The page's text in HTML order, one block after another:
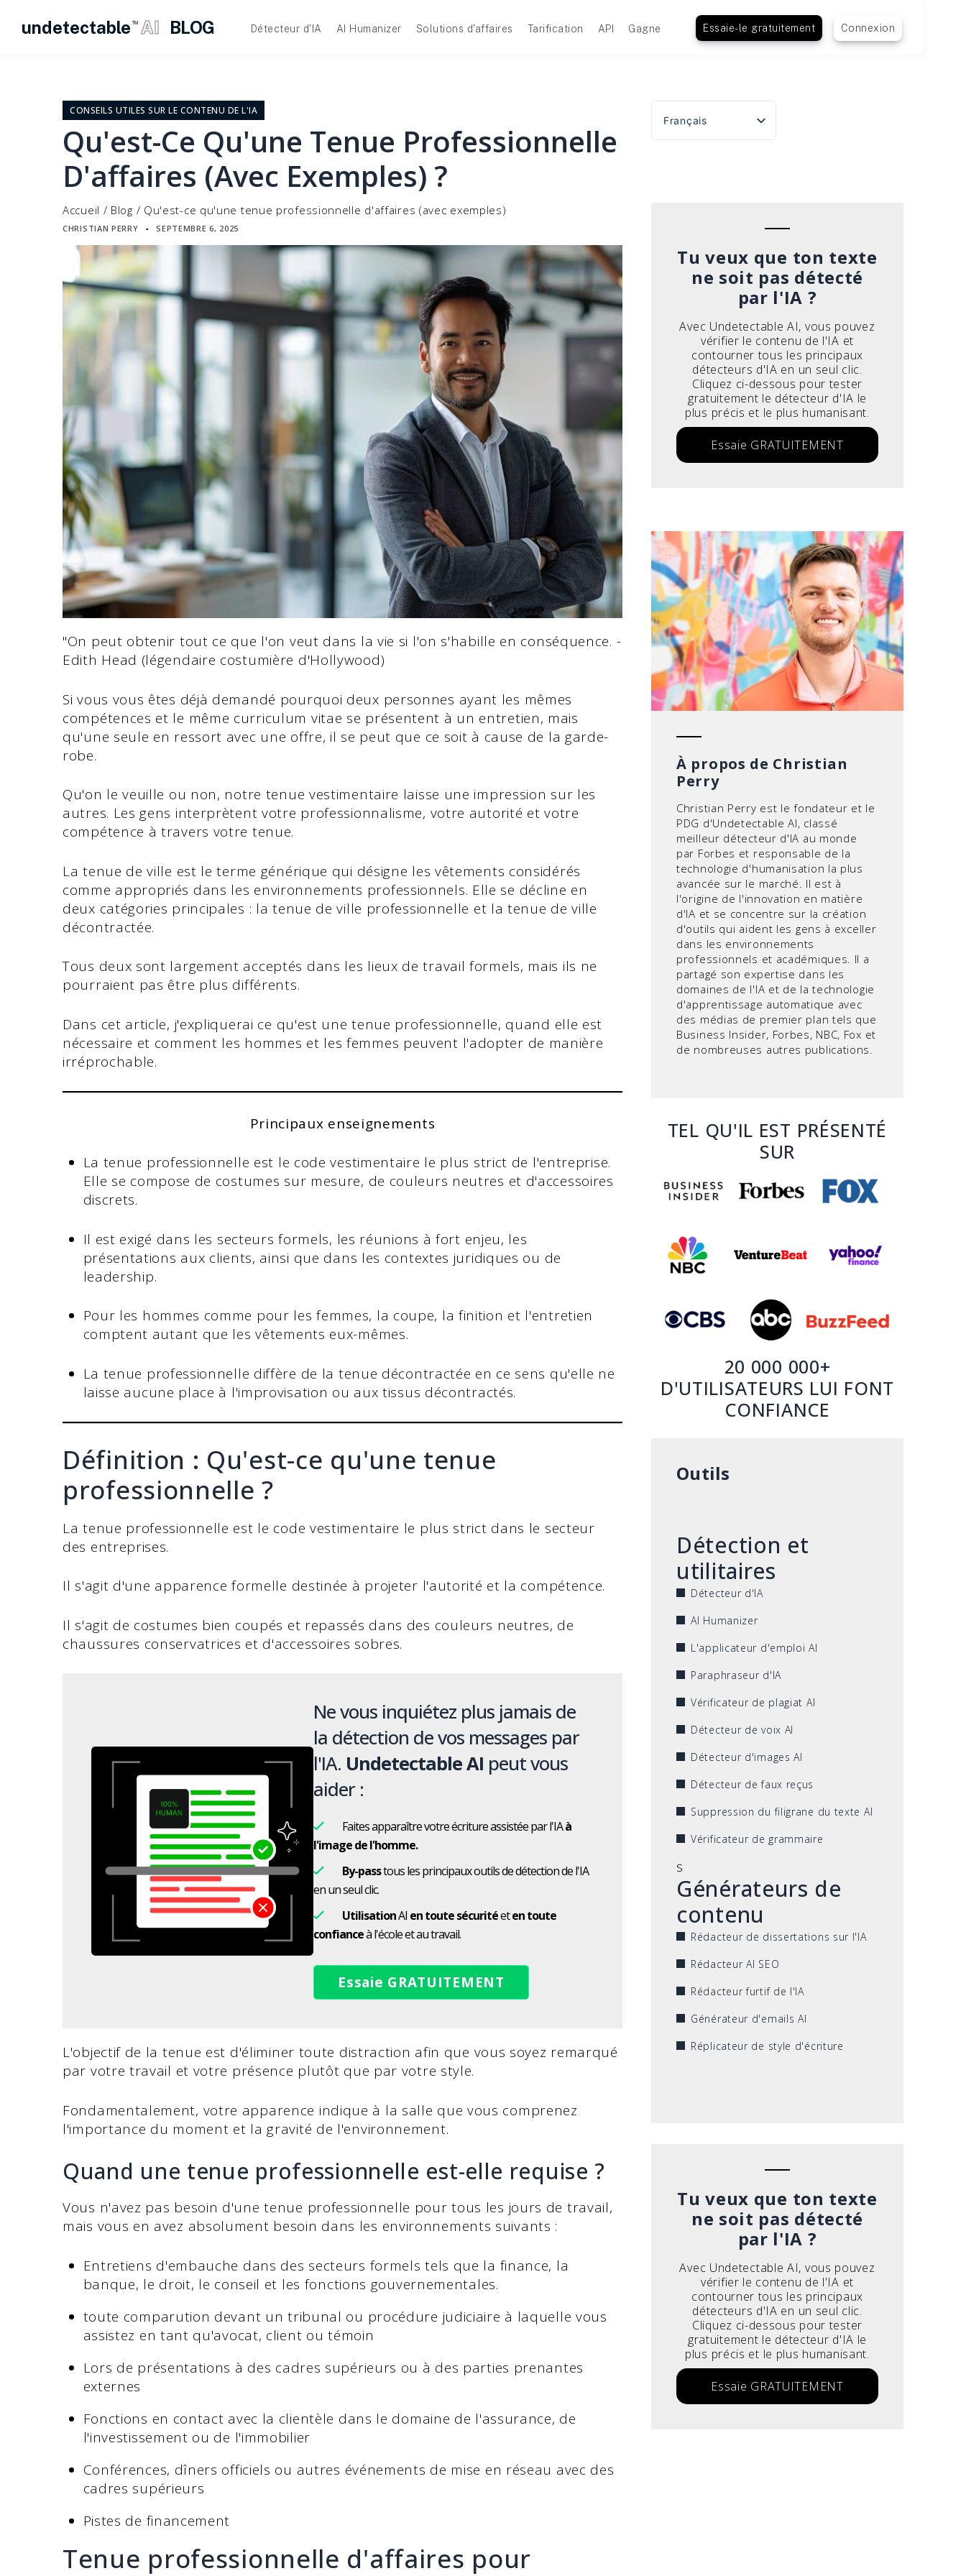
undetectable TM AI BLOG Détecteur d'IA AI Humanizer Solutions d'affaires Tarification API Gagne Essaie-le gratuitement Connexion
CONSEILS UTILES SUR LE CONTENU DE L'IA
Qu'est-Ce Qu'une Tenue Professionnelle
D'affaires (avec Exemples) ?
Accueil / Blog / Qu'est-ce qu'une tenue professionnelle d'affaires (avec exemples)
CHRISTIAN PERRY ▪ SEPTEMBRE 6, 2025
"On peut obtenir tout ce que l'on veut dans la vie si l'on s'habille en conséquence. -
Edith Head (légendaire costumière d'Hollywood)
Si vous vous êtes déjà demandé pourquoi deux personnes ayant les mêmes
compétences et le même curriculum vitae se présentent à un entretien, mais
qu'une seule en ressort avec une offre, il se peut que ce soit à cause de la garde-
robe.
Qu'on le veuille ou non, notre tenue vestimentaire laisse une impression sur les
autres. Les gens interprètent votre professionnalisme, votre autorité et votre
compétence à travers votre tenue.
La tenue de ville est le terme générique qui désigne les vêtements considérés
comme appropriés dans les environnements professionnels. Elle se décline en
deux catégories principales : la tenue de ville professionnelle et la tenue de ville
décontractée.
Tous deux sont largement acceptés dans les lieux de travail formels, mais ils ne
pourraient pas être plus différents.
Dans cet article, j'expliquerai ce qu'est une tenue professionnelle, quand elle est
nécessaire et comment les hommes et les femmes peuvent l'adopter de manière
irréprochable.
Principaux enseignements
La tenue professionnelle est le code vestimentaire le plus strict de l'entreprise.
Elle se compose de costumes sur mesure, de couleurs neutres et d'accessoires
discrets.
Il est exigé dans les secteurs formels, les réunions à fort enjeu, les
présentations aux clients, ainsi que dans les contextes juridiques ou de
leadership.
Pour les hommes comme pour les femmes, la coupe, la finition et l'entretien
comptent autant que les vêtements eux-mêmes.
La tenue professionnelle diffère de la tenue décontractée en ce sens qu'elle ne
laisse aucune place à l'improvisation ou aux tissus décontractés.
Définition : Qu'est-ce qu'une tenue
professionnelle ?
La tenue professionnelle est le code vestimentaire le plus strict dans le secteur
des entreprises.
Il s'agit d'une apparence formelle destinée à projeter l'autorité et la compétence.
Il s'agit de costumes bien coupés et repassés dans des couleurs neutres, de
chaussures conservatrices et d'accessoires sobres.
Ne vous inquiétez plus jamais de
la détection de vos messages par
l'IA. Undetectable AI peut vous
aider :
Faites apparaître votre écriture assistée par l'IAà
l'image de l'homme.
By-passtous les principaux outils de détection de l'IA
en un seul clic.
UtilisationAI en toute sécuritéeten toute
confianceà l'école et au travail.
Essaie GRATUITEMENT
L'objectif de la tenue est d'éliminer toute distraction afin que vous soyez remarqué
par votre travail et votre présence plutôt que par votre style.
Fondamentalement, votre apparence indique à la salle que vous comprenez
l'importance du moment et la gravité de l'environnement.
Quand une tenue professionnelle est-elle requise ?
Vous n'avez pas besoin d'une tenue professionnelle pour tous les jours de travail,
mais vous en avez absolument besoin dans les environnements suivants :
Entretiens d'embauche dans des secteurs formels tels que la finance, la
banque, le droit, le conseil et les fonctions gouvernementales.
toute comparution devant un tribunal ou procédure judiciaire à laquelle vous
assistez en tant qu'avocat, client ou témoin
Lors de présentations à des cadres supérieurs ou à des parties prenantes
externes
Fonctions en contact avec la clientèle dans le domaine de l'assurance, de
l'investissement ou de l'immobilier
Conférences, dîners officiels ou autres événements de mise en réseau avec des
cadres supérieurs
Pistes de financement
Tenue professionnelle d'affaires pour
Français
English
Tu veux que ton texte
ne soit pas détecté
par l'IA ?
Avec Undetectable AI, vous pouvez
vérifier le contenu de l'IA et
contourner tous les principaux
détecteurs d'IA en un seul clic.
Cliquez ci-dessous pour tester
gratuitement le détecteur d'IA le
plus précis et le plus humanisant.
Essaie GRATUITEMENT
À propos de Christian
Perry
Christian Perry est le fondateur et le
PDG d'Undetectable AI, classé
meilleur détecteur d'IA au monde
par Forbes et responsable de la
technologie d'humanisation la plus
avancée sur le marché. Il est à
l'origine de l'innovation en matière
d'IA et se concentre sur la création
d'outils qui aident les gens à exceller
dans les environnements
professionnels et académiques. Il a
partagé son expertise dans les
domaines de l'IA et de la technologie
d'apprentissage automatique avec
des médias de premier plan tels que
Business Insider, Forbes, NBC, Fox et
de nombreuses autres publications.
TEL QU'IL EST PRÉSENTÉ
SUR
20 000 000+
D'UTILISATEURS LUI FONT
CONFIANCE
Outils
Détection et
utilitaires
Détecteur d'IA
AI Humanizer
L'applicateur d'emploi AI
Paraphraseur d'IA
Vérificateur de plagiat AI
Détecteur de voix AI
Détecteur d'images AI
Détecteur de faux reçus
Suppression du filigrane du texte AI
Vérificateur de grammaire
s
Générateurs de
contenu
Rédacteur de dissertations sur l'IA
Rédacteur AI SEO
Rédacteur furtif de l'IA
Générateur d'emails AI
Réplicateur de style d'écriture
Tu veux que ton texte
ne soit pas détecté
par l'IA ?
Avec Undetectable AI, vous pouvez
vérifier le contenu de l'IA et
contourner tous les principaux
détecteurs d'IA en un seul clic.
Cliquez ci-dessous pour tester
gratuitement le détecteur d'IA le
plus précis et le plus humanisant.
Essaie GRATUITEMENT